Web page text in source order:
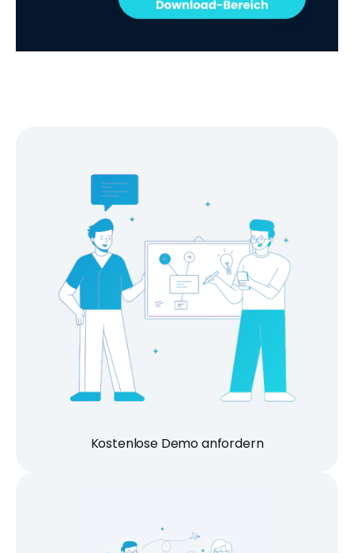
Kostenlose Demo anfordern